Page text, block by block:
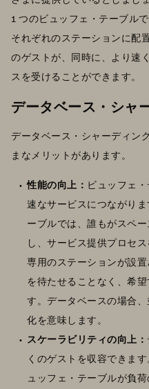
1 つのビュッフェ・テーブル
それぞれのステーションに配
のゲストが、同時に、より速
スを受けることができます。
データベース・シャ
データベース・シャーディン
まなメリットがあります。
性能の向上： ビュッフェ
速なサービスにつながり
ーブルでは、誰もがスペ
し、サービス提供プロセ
専用のステーションが設
を待たせることなく、希
す。データベースの場合
化を意味します。
スケーラビリティの向上：
くのゲストを収容できま
ュッフェ・テーブルが負